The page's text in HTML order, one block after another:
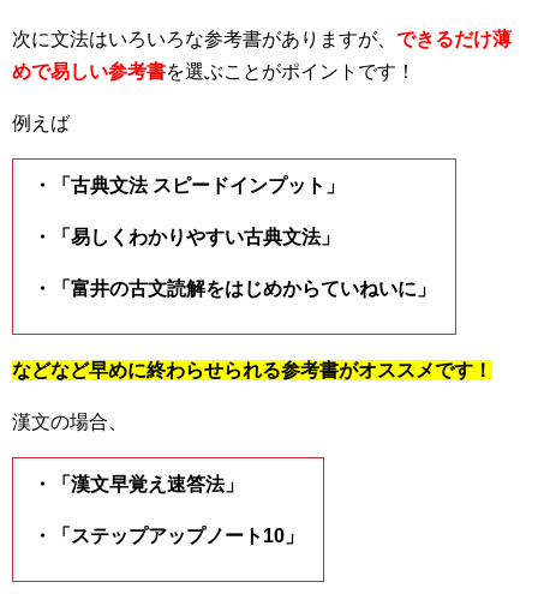
次に文法はいろいろな参考書がありますが、 できるだけ薄
めで易しい参考書を選ぶことがポイントです！
例えば
・「古典文法 スピードインプット」
・「易しくわかりやすい古典文法」
・「富井の古文読解をはじめからていねいに」
などなど早めに終わらせられる参考書がオススメです！
漢文の場合、
・「漢文早覚え速答法」
・「ステップアップノート10」